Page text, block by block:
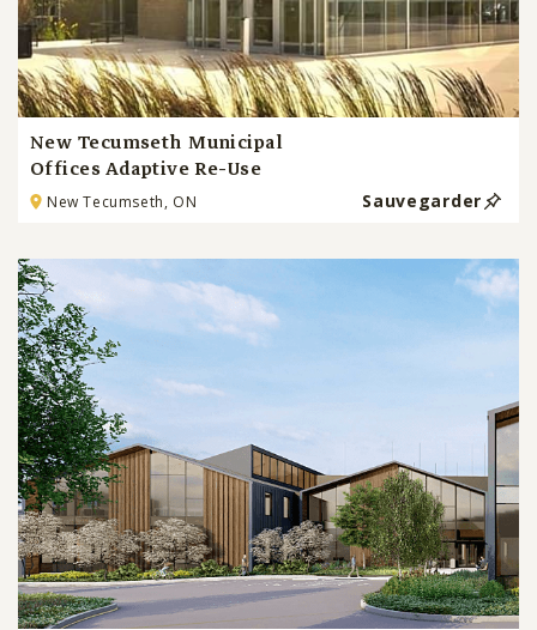
New Tecumseth Municipal
Offices Adaptive Re-Use
New Tecumseth, ON Sauvegarder